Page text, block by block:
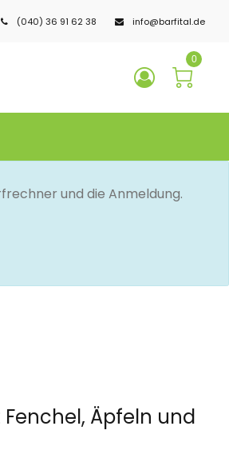
(040) 36 91 62 38 info@barfital.de
0
und die Anmeldung.
Äpfeln und